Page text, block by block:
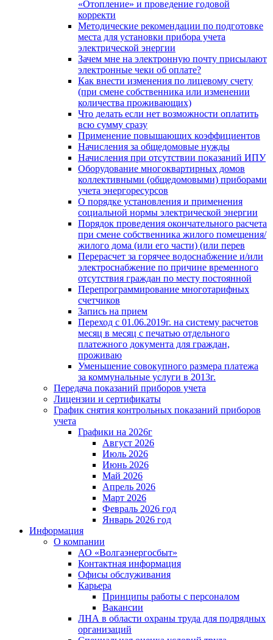
«Отопление» и проведение годовой
корректи
Методические рекомендации по подготовке
места для установки прибора учета
электрической энергии
Зачем мне на электронную почту присылают
электронные чеки об оплате?
Как внести изменения по лицевому счету
(при смене собственника или изменении
количества проживающих)
Что делать если нет возможности оплатить
всю сумму сразу
Применение повышающих коэффициентов
Начисления за общедомовые нужды
Начисления при отсутствии показаний ИПУ
Оборудование многоквартирных домов
коллективными (общедомовыми) приборами
учета энергоресурсов
О порядке установления и применения
социальной нормы электрической энергии
Порядок проведения окончательного расчета
при смене собственника жилого помещения/
жилого дома (или его части) (или перев
Перерасчет за горячее водоснабжение и/или
электроснабжение по причине временного
отсутствия граждан по месту постоянной
Перепрограммирование многотарифных
счетчиков
Запись на прием
Переход с 01.06.2019г. на систему расчетов
месяц в месяц с печатью отдельного
платежного документа для граждан,
проживаю
Уменьшение совокупного размера платежа
за коммунальные услуги в 2013г.
Передача показаний приборов учета
Лицензии и сертификаты
График снятия контрольных показаний приборов
учета
Графики на 2026г
Август 2026
Июль 2026
Июнь 2026
Май 2026
Апрель 2026
Март 2026
Февраль 2026 год
Январь 2026 год
Информация
О компании
АО «Волгаэнергосбыт»
Контактная информация
Офисы обслуживания
Карьера
Принципы работы с персоналом
Вакансии
ЛНА в области охраны труда для подрядных
организаций